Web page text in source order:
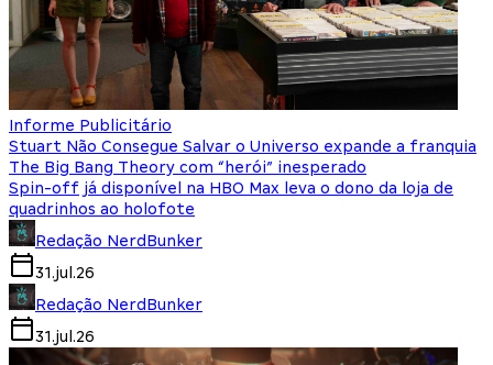
Informe Publicitário
Stuart Não Consegue Salvar o Universo expande a franquia
The Big Bang Theory com “herói” inesperado
Spin-off já disponível na HBO Max leva o dono da loja de
quadrinhos ao holofote
Redação NerdBunker
31.jul.26
Redação NerdBunker
31.jul.26